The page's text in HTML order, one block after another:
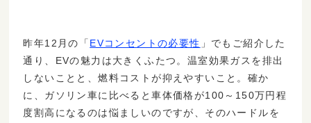
昨年12月の「EVコンセントの必要性 」でもご紹介した
通り、EVの魅力は大きくふたつ。温室効果ガスを排出
しないことと、燃料コストが抑えやすいこと。確か
に、ガソリン車に比べると車体価格が100～150万円程
度割高になるのは悩ましいのですが、そのハードルを